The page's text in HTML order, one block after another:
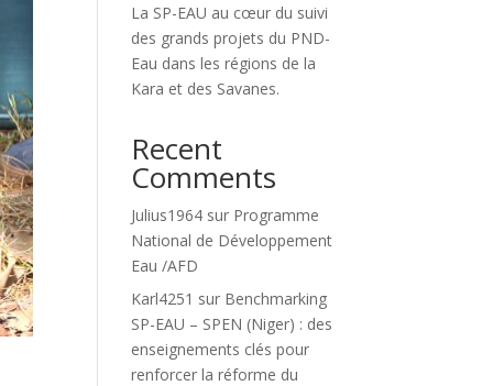
La SP-EAU au cœur du suivi
des grands projets du PND-
Eau dans les régions de la
Kara et des Savanes.
Recent
Comments
Julius1964 sur Programme
National de Développement
Eau /AFD
Karl4251 sur Benchmarking
SP-EAU – SPEN (Niger) : des
enseignements clés pour
renforcer la réforme du